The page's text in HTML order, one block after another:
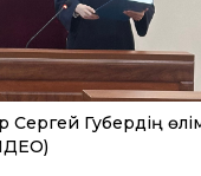
Сергей Губердің